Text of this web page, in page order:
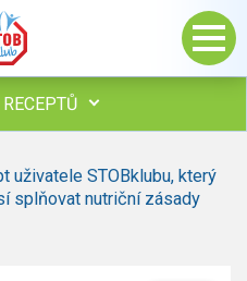
uživatele STOBklubu, který
splňovat nutriční zásady